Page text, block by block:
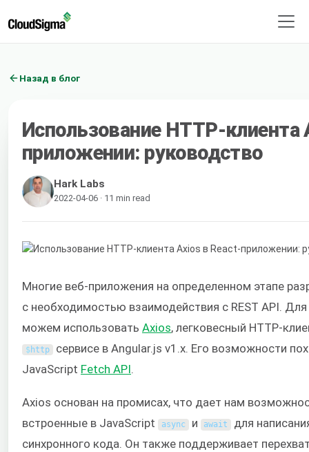
Назад в блог
Использование HTTP-клиента
приложении: руководство
Hark Labs
2022-04-06 · 11 min read
Многие веб-приложения на определенном этапе
с необходимостью взаимодействия с REST API. Для
можем использовать Axios, легковесный HTTP-
$http сервисе в Angular.js v1.x. Его возможности
JavaScript Fetch API
Axios основан на промисах, что дает нам
встроенные в JavaScript
async и await
для
синхронного кода. Он также поддерживает